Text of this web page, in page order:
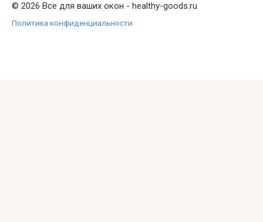
© 2026 Все для ваших окон - healthy-goods.ru
Политика конфиденциальности